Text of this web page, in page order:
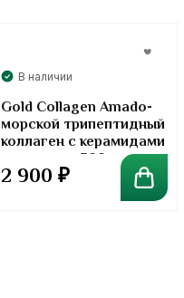
В наличии
Gold Collagen Amado-
морской трипептидный
коллаген с керамидами
в порошке. 300 грамм
2 900 ₽